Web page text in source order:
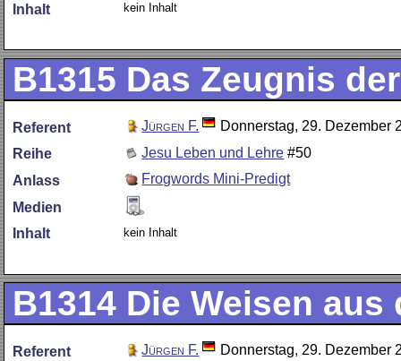
Inhalt
kein Inhalt
B1315 Das Zeugnis
Referent Jürgen F.
Donnerstag, 29. Dezember
Reihe
Jesu Leben und Lehre #50
Anlass
Frogwords Mini-Predigt
Medien
Inhalt
kein Inhalt
B1314 Die Weisen aus
Referent Jürgen F.
Donnerstag, 29. Dezember